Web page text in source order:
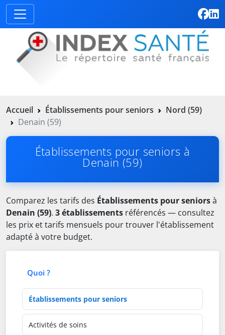
Accueil Établissements pour seniors
Nord (59)
Denain (59)
Établissements pour seniors à
Denain (59)
Comparez les tarifs des Établissements pour seniorsà
Denain (59). 3 établissements référencés — consultez
les prix et tarifs mensuels pour trouver l'établissement
adapté à votre budget.
Quoi ?
Type d'établissement
Activités de soins